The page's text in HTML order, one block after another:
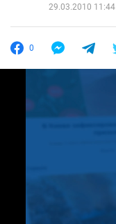
29.03.2010 11:44
0